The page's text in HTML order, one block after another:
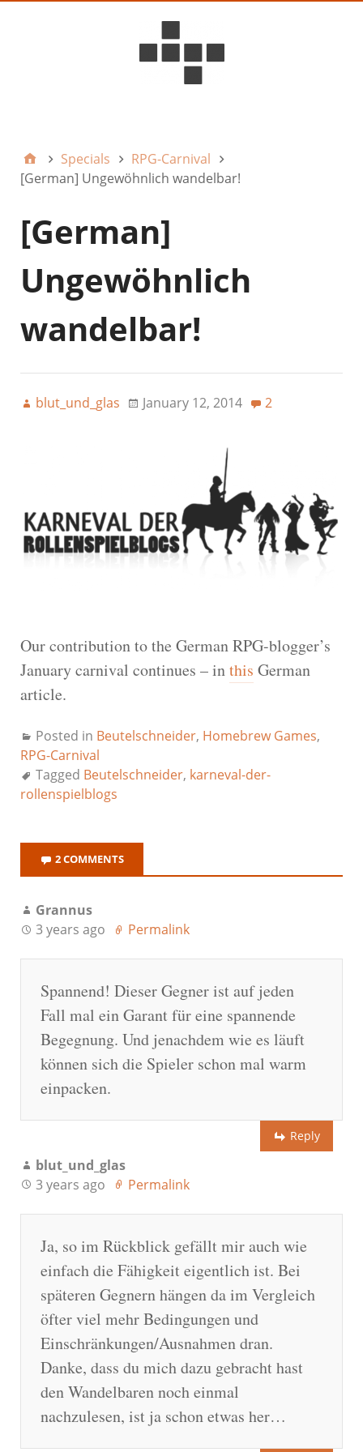
Specials
RPG-Carnival
[German] Ungewöhnlich wandelbar!
[German]
Ungewöhnlich
wandelbar!
blut_und_glas January 12, 2014 2
Our contribution to the German RPG-blogger’s
January carnival continues – inthis German
article.
Posted in Beutelschneider, Homebrew Games,
RPG-Carnival
Tagged Beutelschneider, karneval-der-
rollenspielblogs
2 COMMENTS
Grannus
3 years ago
Permalink
Spannend! Dieser Gegner ist auf jeden
Fall mal ein Garant für eine spannende
Begegnung. Und jenachdem wie es läuft
können sich die Spieler schon mal warm
einpacken.
Reply
blut_und_glas
3 years ago
Permalink
Ja, so im Rückblick gefällt mir auch wie
einfach die Fähigkeit eigentlich ist. Bei
späteren Gegnern hängen da im Vergleich
öfter viel mehr Bedingungen und
Einschränkungen/Ausnahmen dran.
Danke, dass du mich dazu gebracht hast
den Wandelbaren noch einmal
nachzulesen, ist ja schon etwas her…